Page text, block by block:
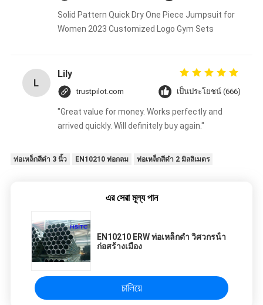
Solid Pattern Quick Dry One Piece Jumpsuit for
Women 2023 Customized Logo Gym Sets
L
Lily
trustpilot.com เป็นประโยชน์ (666)
"Great value for money. Works perfectly and
arrived quickly. Will definitely buy again."
ท่อเหล็กสีดํา 3 นิ้ว EN10210 ท่อกลม ท่อเหล็กสีดํา 2 มิลลิเมตร
এর সেরা মূল্য পান
EN10210 ERW ท่อเหล็กดํา วิศวกรน้ํา
ก่อสร้างเมือง
চালিয়ে